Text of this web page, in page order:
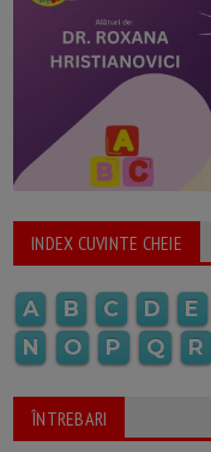
INDEX CUVINTE CHEIE
A B C D E
N
O P Q R
ÎNTREBARI